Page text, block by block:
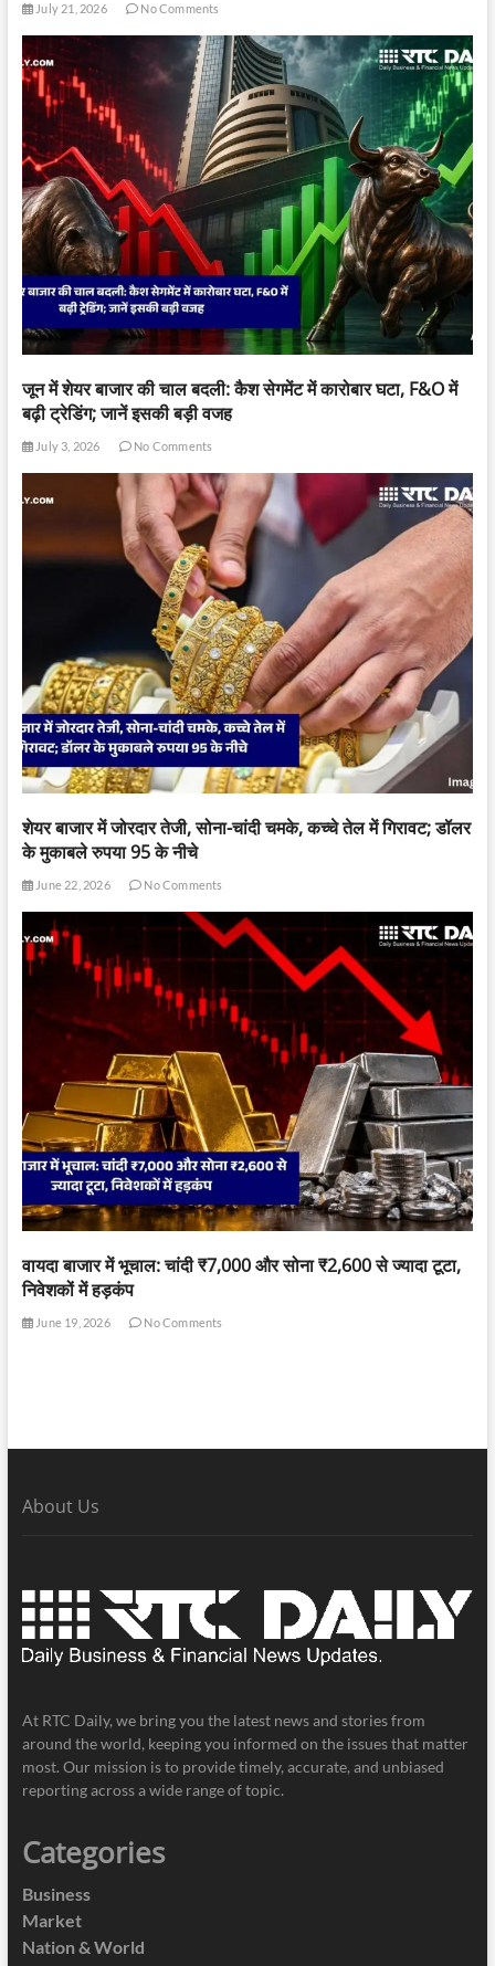
July 21, 2026 No Comments
जून में शेयर बाजार की चाल बदली: कैश सेगमेंट में कारोबार घटा, F&O में
बढ़ी ट्रेडिंग; जानें इसकी बड़ी वजह
July 3, 2026 No Comments
शेयर बाजार में जोरदार तेजी, सोना-चांदी चमके, कच्चे तेल में गिरावट; डॉलर
के मुकाबले रुपया 95 के नीचे
June 22, 2026 No Comments
वायदा बाजार में भूचाल: चांदी ₹7,000 और सोना ₹2,600 से ज्यादा टूटा,
निवेशकों में हड़कंप
June 19, 2026 No Comments
About Us
At RTC Daily, we bring you the latest news and stories from
around the world, keeping you informed on the issues that matter
most. Our mission is to provide timely, accurate, and unbiased
reporting across a wide range of topic.
Categories
Business
Market
Nation & World